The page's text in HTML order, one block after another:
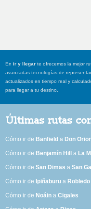
Enir y llegar te ofrecemos la mejor
avanzadas tecnologías de
actualizados en tiempo real y
para llegar a tu destino.
Últimas rutas
Cómo ir de Banfield a Don
Cómo ir de Benjamín Hill a La
Cómo ir deSan Dimas aSan
Cómo ir de Ipiñaburu a Robledo
Cómo ir de Noáin aCigales